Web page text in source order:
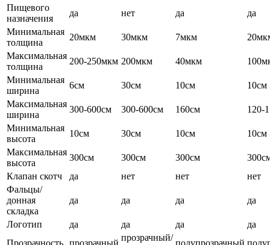
Пищевого
назначения
да нет да
да
Минимальная
толщина
20мкм 30мкм 7мкм
Максимальная
толщина
200-250мкм 200мкм 40мкм
Минимальная
ширина
6см 30см 10см
10см
Максимальная
ширина
300-600см 300-600см 160см
120-
Минимальная
высота
10см 30см 10см
10см
Максимальная
высота
300см 300см 300см
Клапан скотч
да нет нет
нет
Фальцы/
донная
складка
да да да да
Логотип да да да
да
Прозрачность прозрачный
прозрачный/
полупрозрачный